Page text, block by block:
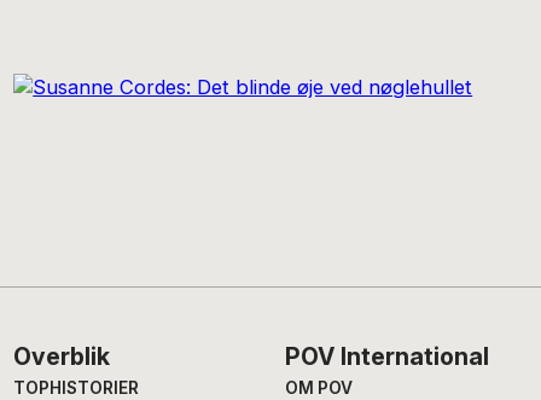
Footer
Overblik
TOPHISTORIER
POV International
OM POV